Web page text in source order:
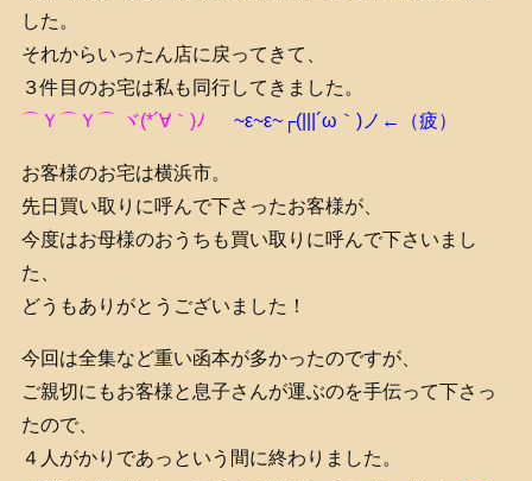
した。
それからいったん店に戻ってきて、
３件目のお宅は私も同行してきました。
⌒Ｙ⌒Ｙ⌒ ヾ(*´∀｀)ﾉ
~ε~ε~┌(|||´ω｀)ノ←（疲）
お客様のお宅は横浜市。
先日買い取りに呼んで下さったお客様が、
今度はお母様のおうちも買い取りに呼んで下さいまし
た、
どうもありがとうございました！
今回は全集など重い函本が多かったのですが、
ご親切にもお客様と息子さんが運ぶのを手伝って下さっ
たので、
４人がかりであっという間に終わりました。